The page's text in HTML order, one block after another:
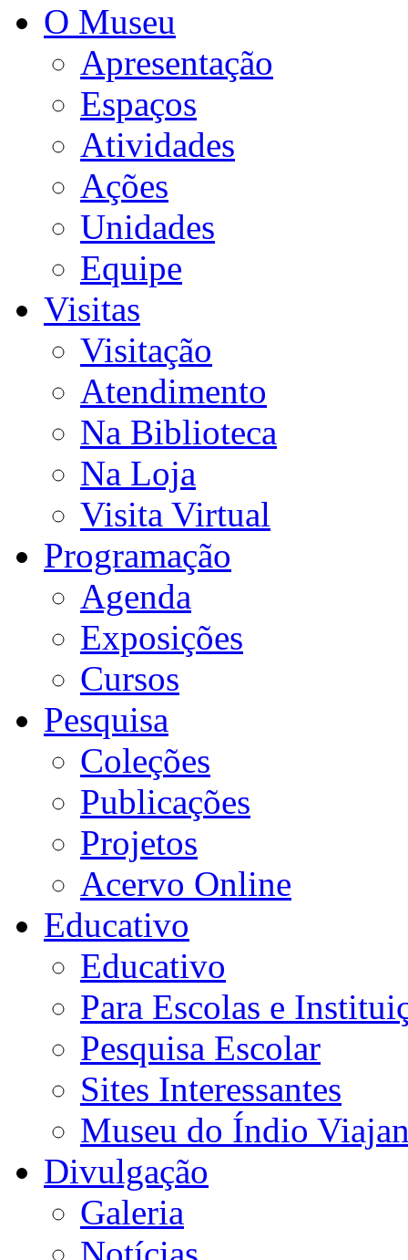
O Museu
Apresentação
Espaços
Atividades
Ações
Unidades
Equipe
Visitas
Visitação
Atendimento
Na Biblioteca
Na Loja
Visita Virtual
Programação
Agenda
Exposições
Cursos
Pesquisa
Coleções
Publicações
Projetos
Acervo Online
Educativo
Educativo
Para Escolas e
Pesquisa Escolar
Sites Interessantes
Museu do Índio
Divulgação
Galeria